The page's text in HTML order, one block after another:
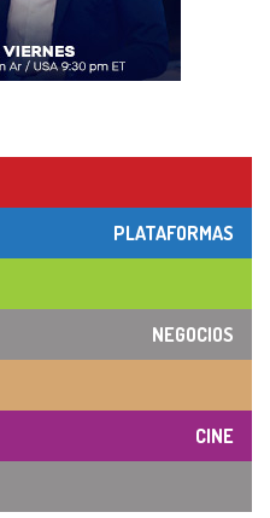
PLATAFORMAS
NEGOCIOS
CINE